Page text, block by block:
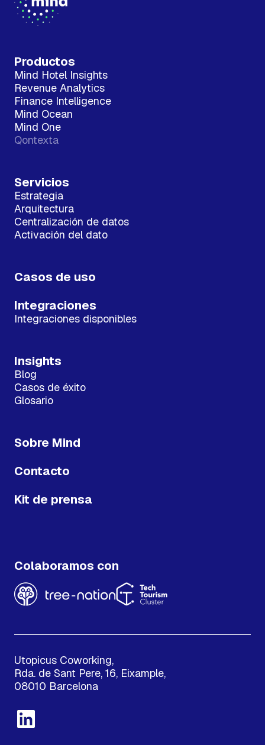
Productos
Mind Hotel Insights
Revenue Analytics
Finance Intelligence
Mind Ocean
Mind One
Qontexta
Servicios
Estrategia
Arquitectura
Centralización de datos
Activación del dato
Casos de uso
Integraciones
Integraciones disponibles
Insights
Blog
Casos de éxito
Glosario
Sobre Mind
Contacto
Kit de prensa
Colaboramos con
Utopicus Coworking,
Rda. de Sant Pere, 16, Eixample,
08010 Barcelona